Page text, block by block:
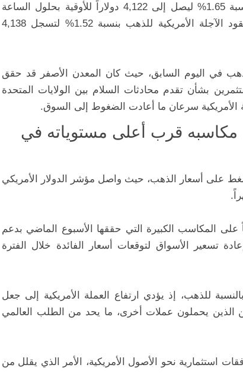
وتراجع سعر الذهب في المعاملات الفورية بنسبة 1.65% ليصل إلى 4,122 دولاراً للأوقية بحلول الساعة
10:30 صباحاً بتوقيت دمشق، فيما هبطت العقود الآجلة الأمريكية للذهب بنسبة 1.52% لتسجل 4,138
في اليوم السابق، حيث كان المعدن الأصفر قد حقق
المستثمرين بشأن تقدم محادثات السلام بين الولايات المتحدة
الأمريكية سرعان ما أعادت الضغوط إلى السوق.
مكاسبه قرب أعلى مستوياته في
على أسعار الذهب، حيث واصل مؤشر الدولار الأمريكي
100.73 نقطة، محافظاً على المكاسب الكبيرة التي حققها الأسبوع الماضي بدعم
تسعير الأسواق لتوقعات أسعار الفائدة خلال الفترة
للذهب، إذ يؤدي ارتفاع العملة الأمريكية إلى جعل
الذين يحملون عملات أخرى، ما يحد من الطلب العالمي
استثمارية نحو الأصول الأمريكية، الأمر الذي يقلل من